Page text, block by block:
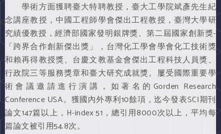
學術方面獲聘臺大特聘教授，臺大工學院斌彥先生紀
念講座教授，中國工程師學會傑出工程教授，臺灣大學研
究績優教授，經濟部國家發明銀牌獎、第二屆國家創新獎-
「跨界合作創新傑出獎」，台灣化工學會學會化工技術獎
和賴再得教授獎、台慶文教基金會傑出工程科技人員獎、
行政院三等服務獎章和臺大研究成就獎。屢受國際重要學
術會議邀請進行演講，如著名的Gorden Research
Conference USA。獲國內外專利10餘項，迄今發表SCI期刊
論文147篇以上，H-index 51，總引用8000次以上，平均每
篇論文被引用54.8次。